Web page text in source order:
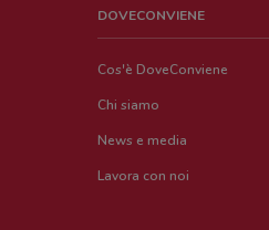
DOVECONVIENE
Cos'è DoveConviene
Chi siamo
News e media
Lavora con noi